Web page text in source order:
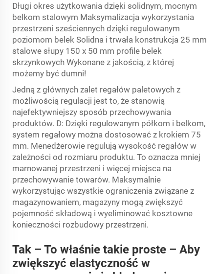
Długi okres użytkowania dzięki solidnym, mocnym
belkom stalowym Maksymalizacja wykorzystania
przestrzeni sześciennych dzięki regulowanym
poziomom belek Solidna i trwała konstrukcja 25 mm
stalowe słupy 150 x 50 mm profile belek
skrzynkowych Wykonane z jakością, z której
możemy być dumni!
Jedną z głównych zalet regałów paletowych z
możliwością regulacji jest to, że stanowią
najefektywniejszy sposób przechowywania
produktów. D: Dzięki regulowanym półkom i belkom,
system regałowy można dostosować z krokiem 75
mm. Menedżerowie regulują wysokość regałów w
zależności od rozmiaru produktu. To oznacza mniej
marnowanej przestrzeni i więcej miejsca na
przechowywanie towarów. Maksymalnie
wykorzystując wszystkie ograniczenia związane z
magazynowaniem, magazyny mogą zwiększyć
pojemność składową i wyeliminować kosztowne
konieczności rozbudowy przestrzeni.
Tak – To właśnie takie proste – Aby
zwiększyć elastyczność w